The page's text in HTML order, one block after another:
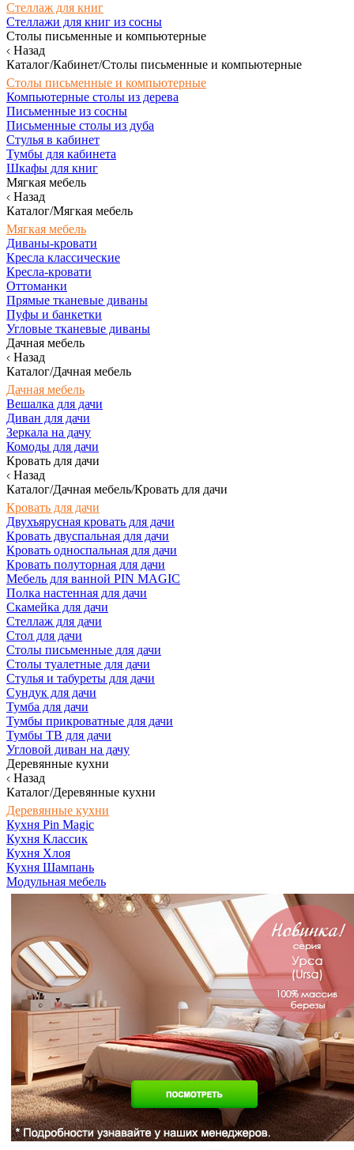
Стеллаж для книг
Стеллажи для книг из сосны
Столы письменные и компьютерные
Назад
Каталог/Кабинет/Столы письменные и компьютерные
Столы письменные и компьютерные
Компьютерные столы из дерева
Письменные из сосны
Письменные столы из дуба
Стулья в кабинет
Тумбы для кабинета
Шкафы для книг
Мягкая мебель
Назад
Каталог/Мягкая мебель
Мягкая мебель
Диваны-кровати
Кресла классические
Кресла-кровати
Оттоманки
Прямые тканевые диваны
Пуфы и банкетки
Угловые тканевые диваны
Дачная мебель
Назад
Каталог/Дачная мебель
Дачная мебель
Вешалка для дачи
Диван для дачи
Зеркала на дачу
Комоды для дачи
Кровать для дачи
Назад
Каталог/Дачная мебель/Кровать для дачи
Кровать для дачи
Двухъярусная кровать для дачи
Кровать двуспальная для дачи
Кровать односпальная для дачи
Кровать полуторная для дачи
Мебель для ванной PIN MAGIC
Полка настенная для дачи
Скамейка для дачи
Стеллаж для дачи
Стол для дачи
Столы письменные для дачи
Столы туалетные для дачи
Стулья и табуреты для дачи
Сундук для дачи
Тумба для дачи
Тумбы прикроватные для дачи
Тумбы ТВ для дачи
Угловой диван на дачу
Деревянные кухни
Назад
Каталог/Деревянные кухни
Деревянные кухни
Кухня Pin Magic
Кухня Классик
Кухня Хлоя
Кухня Шампань
Модульная мебель